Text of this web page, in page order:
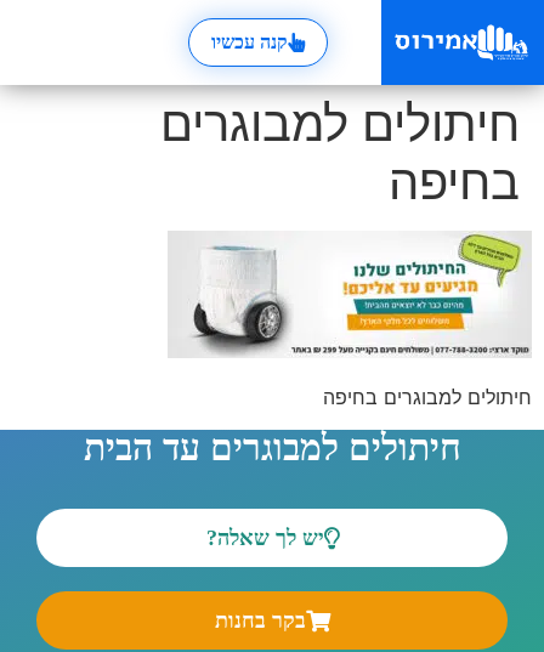
קנה עכשיו
חיתולים למבוגרים
בחיפה
חיתולים למבוגרים בחיפה
חיתולים למבוגרים עד הבית
יש לך שאלה?
בקר בחנות